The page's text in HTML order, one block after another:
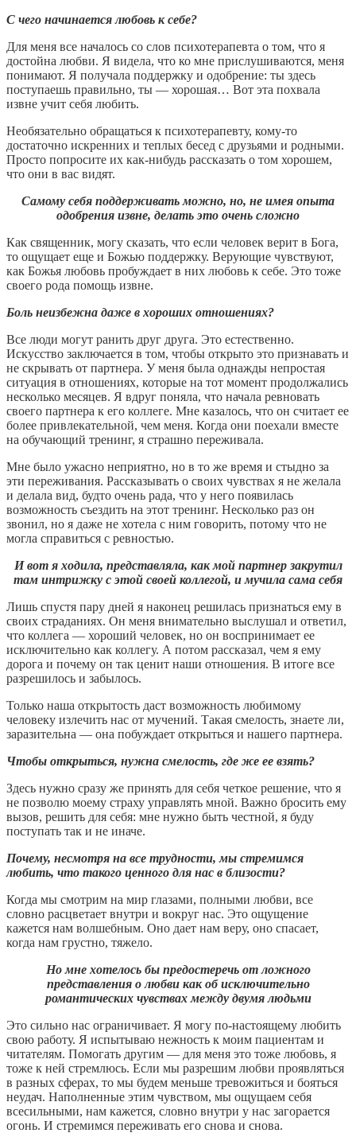
С чего начинается любовь к себе?
Для меня все началось со слов психотерапевта о том, что я
достойна любви. Я видела, что ко мне прислушиваются, меня
понимают. Я получала поддержку и одобрение: ты здесь
поступаешь правильно, ты — хорошая… Вот эта похвала
извне учит себя любить.
Необязательно обращаться к психотерапевту, кому-то
достаточно искренних и теплых бесед с друзьями и родными.
Просто попросите их как-нибудь рассказать о том хорошем,
что они в вас видят.
Самому себя поддерживать можно, но, не имея опыта
одобрения извне, делать это очень сложно
Как священник, могу сказать, что если человек верит в Бога,
то ощущает еще и Божью поддержку. Верующие чувствуют,
как Божья любовь пробуждает в них любовь к себе. Это тоже
своего рода помощь извне.
Боль неизбежна даже в хороших отношениях?
Все люди могут ранить друг друга. Это естественно.
Искусство заключается в том, чтобы открыто это признавать и
не скрывать от партнера. У меня была однажды непростая
ситуация в отношениях, которые на тот момент продолжались
несколько месяцев. Я вдруг поняла, что начала ревновать
своего партнера к его коллеге. Мне казалось, что он считает ее
более привлекательной, чем меня. Когда они поехали вместе
на обучающий тренинг, я страшно переживала.
Мне было ужасно неприятно, но в то же время и стыдно за
эти переживания. Рассказывать о своих чувствах я не желала
и делала вид, будто очень рада, что у него появилась
возможность съездить на этот тренинг. Несколько раз он
звонил, но я даже не хотела с ним говорить, потому что не
могла справиться с ревностью.
И вот я ходила, представляла, как мой партнер закрутил
там интрижку с этой своей коллегой, и мучила сама себя
Лишь спустя пару дней я наконец решилась признаться ему в
своих страданиях. Он меня внимательно выслушал и ответил,
что коллега — хороший человек, но он воспринимает ее
исключительно как коллегу. А потом рассказал, чем я ему
дорога и почему он так ценит наши отношения. В итоге все
разрешилось и забылось.
Только наша открытость даст возможность любимому
человеку излечить нас от мучений. Такая смелость, знаете ли,
заразительна — она побуждает открыться и нашего партнера.
Чтобы открыться, нужна смелость, где же ее взять?
Здесь нужно сразу же принять для себя четкое решение, что я
не позволю моему страху управлять мной. Важно бросить ему
вызов, решить для себя: мне нужно быть честной, я буду
поступать так и не иначе.
Почему, несмотря на все трудности, мы стремимся
любить, что такого ценного для нас в близости?
Когда мы смотрим на мир глазами, полными любви, все
словно расцветает внутри и вокруг нас. Это ощущение
кажется нам волшебным. Оно дает нам веру, оно спасает,
когда нам грустно, тяжело.
Но мне хотелось бы предостеречь от ложного
представления о любви как об исключительно
романтических чувствах между двумя людьми
Это сильно нас ограничивает. Я могу по-настоящему любить
свою работу. Я испытываю нежность к моим пациентам и
читателям. Помогать другим — для меня это тоже любовь, я
тоже к ней стремлюсь. Если мы разрешим любви проявляться
в разных сферах, то мы будем меньше тревожиться и бояться
неудач. Наполненные этим чувством, мы ощущаем себя
всесильными, нам кажется, словно внутри у нас загорается
огонь. И стремимся переживать его снова и снова.